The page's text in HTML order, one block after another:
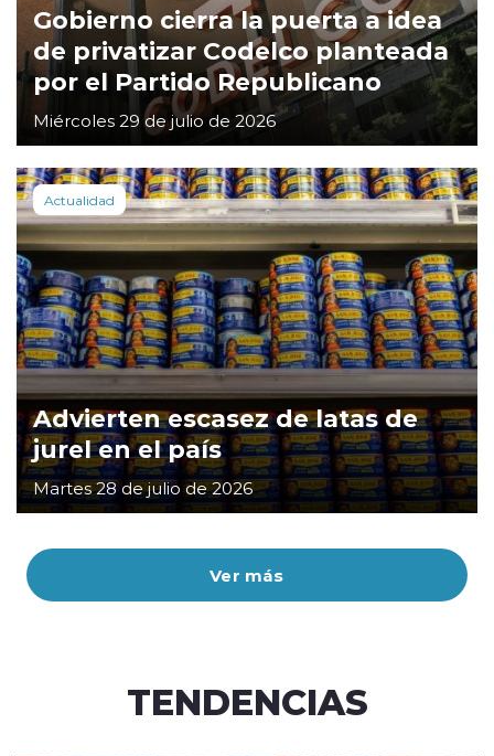
Ver más
Gobierno cierra la puerta a idea
de privatizar Codelco planteada
por el Partido Republicano
Miércoles 29 de julio de 2026
Actualidad
Advierten escasez de latas de
jurel en el país
Martes 28 de julio de 2026
TENDENCIAS